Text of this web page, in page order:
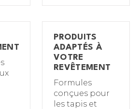
PRODUITS
ADAPTÉS À
VOTRE
REVÊTEMENT
Formules
conçues pour
les tapis et